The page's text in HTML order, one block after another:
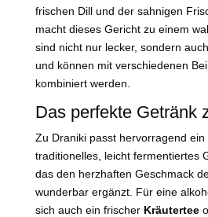
frischen Dill und der sahnigen
macht dieses Gericht zu einem
sind nicht nur lecker, sondern
und können mit verschiedenen
kombiniert werden.
Das perfekte Getränk
Zu Draniki passt hervorragend ein
traditionelles, leicht fermentiertes
das den herzhaften Geschmack
wunderbar ergänzt. Für eine
sich auch ein frischer Kräutertee